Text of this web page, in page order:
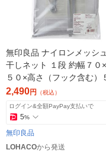
無印良品 ナイロンメッ
干しネット １段 約幅７０
５０×高さ（フック含む）
６．５ｃｍ 良品計画
2,490円 （税込）
ログイン&全額PayPay支払いで
5%
無印良品
LOHACOから発送